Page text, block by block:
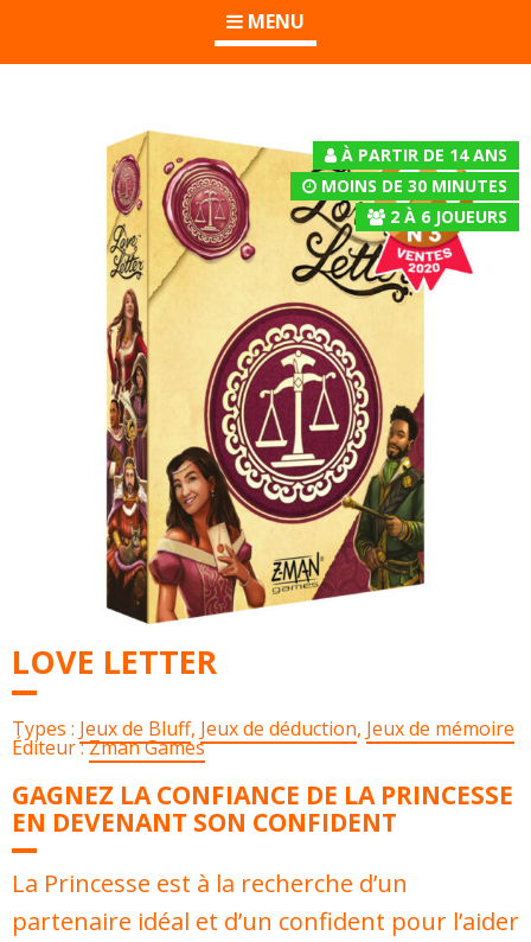
MENU
À PARTIR DE 14 ANS
MOINS DE 30 MINUTES
2 À 6 JOUEURS
LOVE LETTER
Types : Jeux de Bluff, Jeux de déduction, Jeux de mémoire
Éditeur :Zman Games
GAGNEZ LA CONFIANCE DE LA PRINCESSE
EN DEVENANT SON CONFIDENT
La Princesse est à la recherche d’un
partenaire idéal et d’un confident pour l’aider